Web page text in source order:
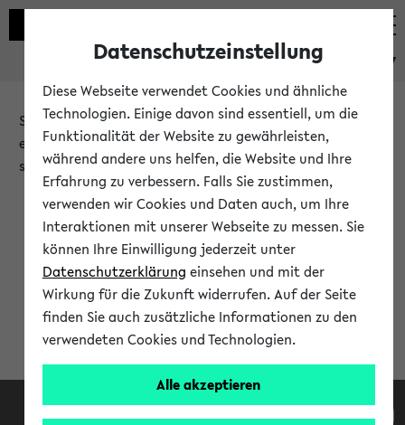
eKVV
Sie möchten auf eine eKVV Funktion zugreifen, die Ihnen
erst nach einer Anmeldung am System zur Verfügung
steht.
Bitte melden Sie sich an:
Anmeldung am eKVV
Datenschutzeinstellung
Diese Webseite verwendet Cookies und ähnliche
Technologien. Einige davon sind essentiell, um die
Funktionalität der Website zu gewährleisten,
während andere uns helfen, die Website und Ihre
Erfahrung zu verbessern. Falls Sie zustimmen,
verwenden wir Cookies und Daten auch, um Ihre
Interaktionen mit unserer Webseite zu messen. Sie
können Ihre Einwilligung jederzeit unter
Datenschutzerklärung einsehen und mit der
Wirkung für die Zukunft widerrufen. Auf der Seite
finden Sie auch zusätzliche Informationen zu den
verwendeten Cookies und Technologien.
Alle akzeptieren